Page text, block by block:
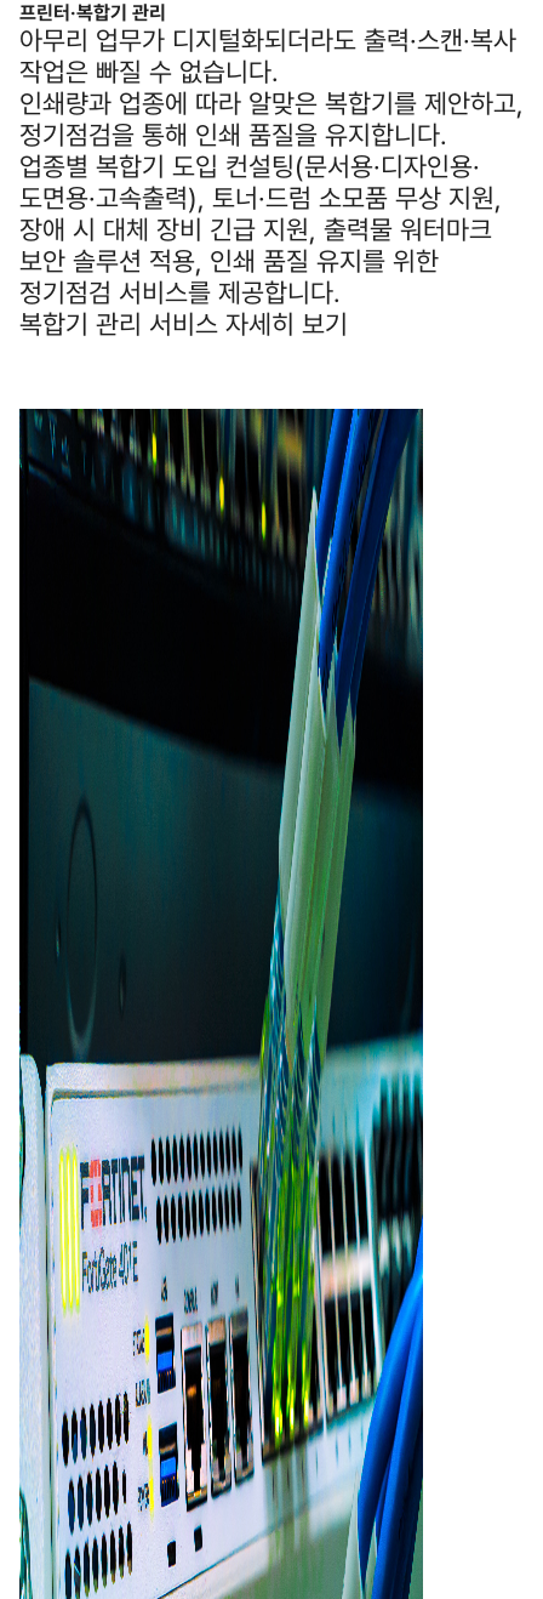
프린터·복합기 관리
아무리 업무가 디지털화되더라도 출력·스캔·복사
작업은 빠질 수 없습니다.
인쇄량과 업종에 따라 알맞은 복합기를 제안하고,
정기점검을 통해 인쇄 품질을 유지합니다.
업종별 복합기 도입 컨설팅(문서용·디자인용·
도면용·고속출력), 토너·드럼 소모품 무상 지원,
장애 시 대체 장비 긴급 지원, 출력물 워터마크
보안 솔루션 적용, 인쇄 품질 유지를 위한
정기점검 서비스를 제공합니다.
복합기 관리 서비스 자세히 보기